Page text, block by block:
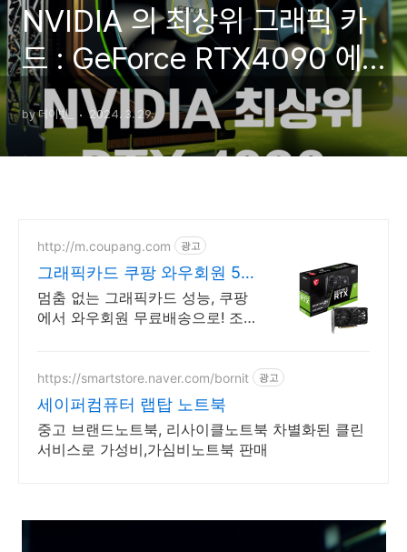
NVIDIA 의 최상위 그래픽 카
드 : GeForce RTX4090 에
대해 알아보자.
by 데이빗_ 2024. 3. 29.
http://m.coupang.com 광고
그래픽카드 쿠팡 와우회원 5%
캐시적립
멈춤 없는 그래픽카드 성능, 쿠팡
에서 와우회원 무료배송으로! 조용
https://smartstore.naver.com/bornit 광고
세이퍼컴퓨터 랩탑 노트북
중고 브랜드노트북, 리사이클노트북 차별화된 클린
서비스로 가성비,가심비노트북 판매